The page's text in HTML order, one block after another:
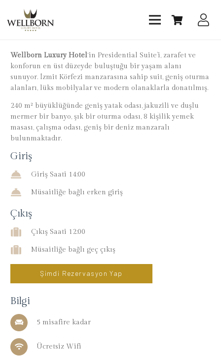
Wellborn Luxury Hotel‘in Presidential Suite’i, zarafet ve
konforun en üst düzeyde buluştuğu bir yaşam alanı
sunuyor. İzmit Körfezi manzarasına sahip suit, geniş oturma
alanları, lüks mobilyalar ve modern olanaklarla donatılmış.
240 m² büyüklüğünde geniş yatak odası, jakuzili ve duşlu
mermer bir banyo, şık bir oturma odası, 8 kişilik yemek
masası, çalışma odası, geniş bir deniz manzaralı
bulunmaktadır.
Giriş
Giriş Saati 14:00
Müsaitliğe bağlı erken giriş
Çıkış
Çıkış Saati 12:00
Müsaitliğe bağlı geç çıkış
Şimdi Rezervasyon Yap
Bilgi
5 misafire kadar
Ücretsiz Wifi